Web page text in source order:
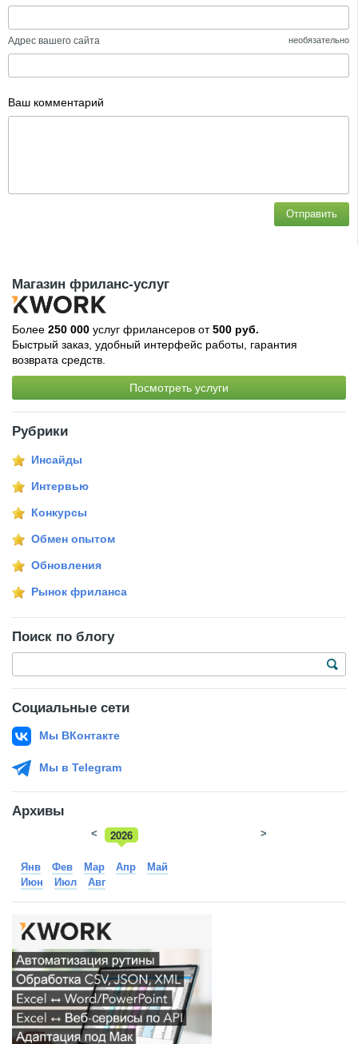
Адрес вашего сайта необязательно
Ваш комментарий
Отправить
Магазин фриланс-услуг
Более 250 000 услуг фрилансеров от500 руб.
Быстрый заказ, удобный интерфейс работы, гарантия
возврата средств.
Посмотреть услуги
Рубрики
Инсайды
Интервью
Конкурсы
Обмен опытом
Обновления
Рынок фриланса
Поиск по блогу
Социальные сети
Мы ВКонтакте
Мы в Telegram
Архивы
2026
2025
< >
Янв Фев Мар Апр
Май
Июн
Июл Авг